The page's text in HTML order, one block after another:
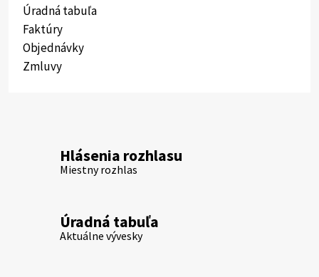
Úradná tabuľa
Faktúry
Objednávky
Zmluvy
Hlásenia rozhlasu
Miestny rozhlas
Úradná tabuľa
Aktuálne vývesky